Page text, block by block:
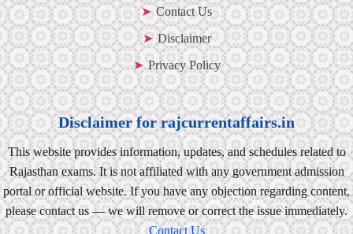
Contact Us
Disclaimer
Privacy Policy
Disclaimer for rajcurrentaffairs.in
This website provides information, updates, and schedules related to
Rajasthan exams. It is not affiliated with any government admission
portal or official website. If you have any objection regarding content,
please contact us — we will remove or correct the issue immediately.
Contact Us